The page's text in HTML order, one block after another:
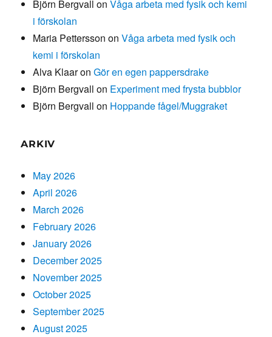
Björn Bergvall onVåga arbeta med fysik och kemi
i förskolan
Maria Pettersson onVåga arbeta med fysik och
kemi i förskolan
Alva KlaaronGör en egen pappersdrake
Björn Bergvall on Experiment med frysta bubblor
Björn Bergvall on Hoppande fågel/Muggraket
ARKIV
May 2026
April 2026
March 2026
February 2026
January 2026
December 2025
November 2025
October 2025
September 2025
August 2025